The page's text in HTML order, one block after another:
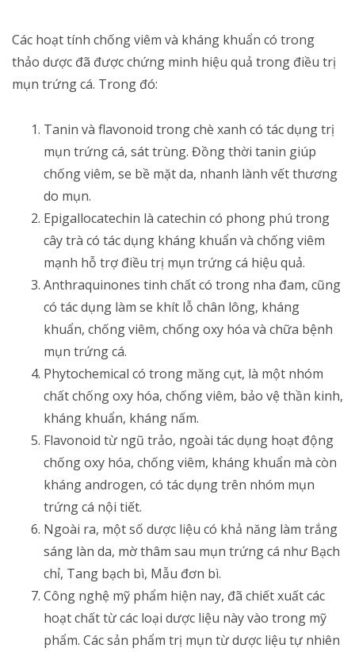
Các hoạt tính chống viêm và kháng khuẩn có trong
thảo dược đã được chứng minh hiệu quả trong điều trị
mụn trứng cá. Trong đó:
Tanin và flavonoid trong chè xanh có tác dụng trị
mụn trứng cá, sát trùng. Đồng thời tanin giúp
chống viêm, se bề mặt da, nhanh lành vết thương
do mụn.
Epigallocatechin là catechin có phong phú trong
cây trà có tác dụng kháng khuẩn và chống viêm
mạnh hỗ trợ điều trị mụn trứng cá hiệu quả.
Anthraquinones tinh chất có trong nha đam, cũng
có tác dụng làm se khít lỗ chân lông, kháng
khuẩn, chống viêm, chống oxy hóa và chữa bệnh
mụn trứng cá.
Phytochemical có trong măng cụt, là một nhóm
chất chống oxy hóa, chống viêm, bảo vệ thần kinh,
kháng khuẩn, kháng nấm.
Flavonoid từ ngũ trảo, ngoài tác dụng hoạt động
chống oxy hóa, chống viêm, kháng khuẩn mà còn
kháng androgen, có tác dụng trên nhóm mụn
trứng cá nội tiết.
Ngoài ra, một số dược liệu có khả năng làm trắng
sáng làn da, mờ thâm sau mụn trứng cá như Bạch
chỉ, Tang bạch bì, Mẫu đơn bì.
Công nghệ mỹ phẩm hiện nay, đã chiết xuất các
hoạt chất từ các loại dược liệu này vào trong mỹ
phẩm. Các sản phẩm trị mụn từ dược liệu tự nhiên